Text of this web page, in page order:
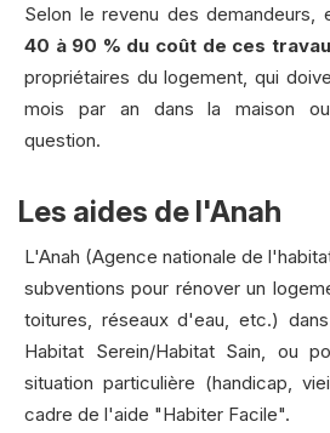
Selon le revenu des demandeurs,
40 à 90 % du coût de ces
propriétaires du logement, qui
mois par an dans la maison
question.
Les aides de l'Anah
L'Anah (Agence nationale de
subventions pour rénover un
toitures, réseaux d'eau, etc.)
Habitat Serein/Habitat Sain, ou
situation particulière (handicap,
cadre de l'aide "Habiter Facile".